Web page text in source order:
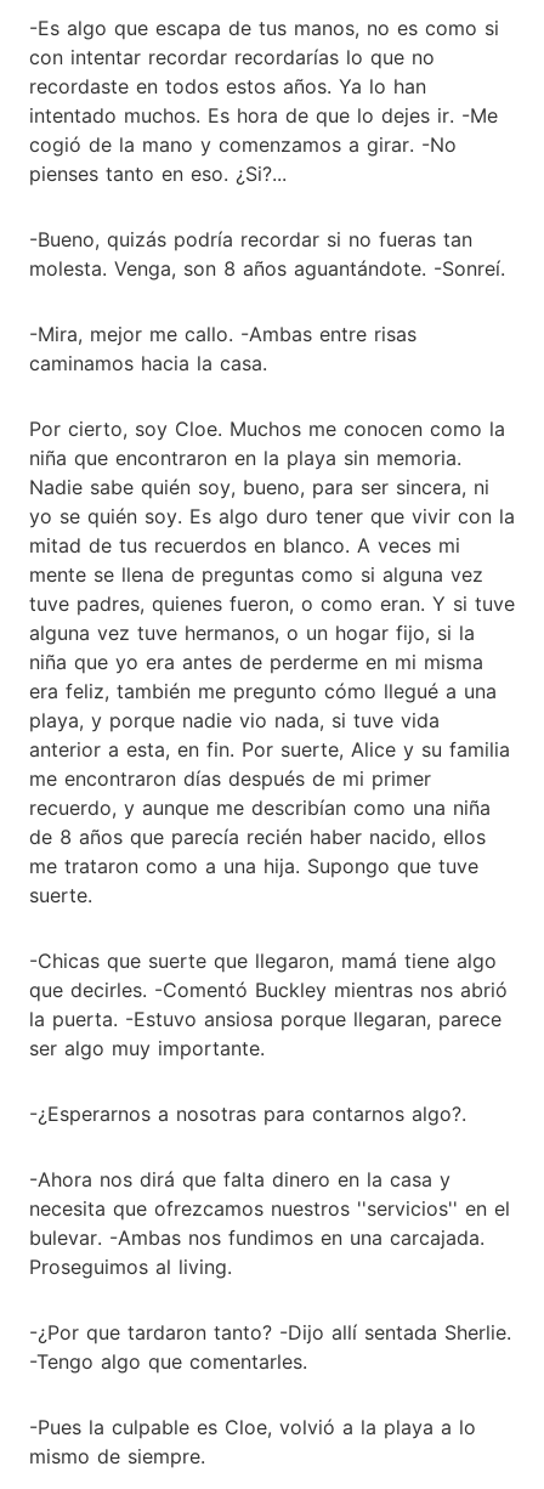
-Es algo que escapa de tus manos, no es como si
con intentar recordar recordarías lo que no
recordaste en todos estos años. Ya lo han
intentado muchos. Es hora de que lo dejes ir. -Me
cogió de la mano y comenzamos a girar. -No
pienses tanto en eso. ¿Si?...
-Bueno, quizás podría recordar si no fueras tan
molesta. Venga, son 8 años aguantándote. -Sonreí.
-Mira, mejor me callo. -Ambas entre risas
caminamos hacia la casa.
Por cierto, soy Cloe. Muchos me conocen como la
niña que encontraron en la playa sin memoria.
Nadie sabe quién soy, bueno, para ser sincera, ni
yo se quién soy. Es algo duro tener que vivir con la
mitad de tus recuerdos en blanco. A veces mi
mente se llena de preguntas como si alguna vez
tuve padres, quienes fueron, o como eran. Y si tuve
alguna vez tuve hermanos, o un hogar fijo, si la
niña que yo era antes de perderme en mi misma
era feliz, también me pregunto cómo llegué a una
playa, y porque nadie vio nada, si tuve vida
anterior a esta, en fin. Por suerte, Alice y su familia
me encontraron días después de mi primer
recuerdo, y aunque me describían como una niña
de 8 años que parecía recién haber nacido, ellos
me trataron como a una hija. Supongo que tuve
suerte.
-Chicas que suerte que llegaron, mamá tiene algo
que decirles. -Comentó Buckley mientras nos abrió
la puerta. -Estuvo ansiosa porque llegaran, parece
ser algo muy importante.
-¿Esperarnos a nosotras para contarnos algo?.
-Ahora nos dirá que falta dinero en la casa y
necesita que ofrezcamos nuestros ''servicios'' en el
bulevar. -Ambas nos fundimos en una carcajada.
Proseguimos al living.
-¿Por que tardaron tanto? -Dijo allí sentada Sherlie.
-Tengo algo que comentarles.
-Pues la culpable es Cloe, volvió a la playa a lo
mismo de siempre.